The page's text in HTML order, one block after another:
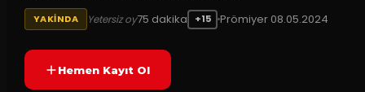
YAKINDA Yetersiz oy75 dakika +15 Prömiyer 08.05.2024
Hemen Kayıt Ol